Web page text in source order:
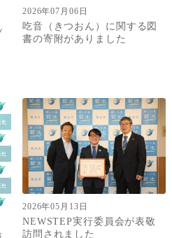
2026年07月06日
吃音（きつおん）に関する図
書の寄附がありました
2026年05月13日
NEWSTEP実行委員会が表敬
訪問されました